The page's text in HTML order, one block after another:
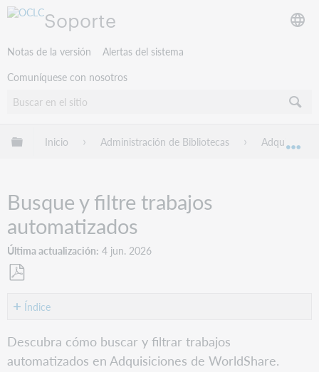
Soporte
Notas de la versión
Alertas del sistema
Comuníquese con nosotros
Expandir/contraer jerarquía global
Inicio Administración de Bibliotecas
Busque y filtre trabajos
automatizados
Última actualización 4 jun. 2026
comoÍndice
todos
los
Descubra cómo buscar y filtrar trabajos
automatizados en Adquisiciones de WorldShare.